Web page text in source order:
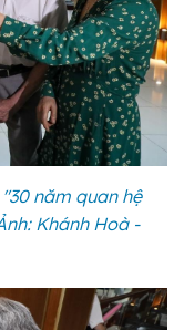
năm quan hệ
Khánh Hoà -